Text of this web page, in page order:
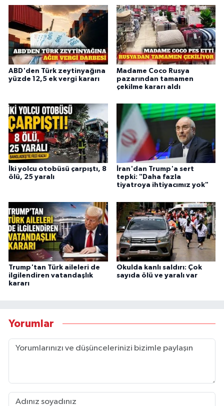
ABD'den Türk zeytinyağına
yüzde 12,5 ek vergi kararı
Madame Coco Rusya
pazarından tamamen
çekilme kararı aldı
İki yolcu otobüsü çarpıştı, 8
ölü, 25 yaralı
İran'dan Trump'a sert
tepki: "Daha fazla
tiyatroya ihtiyacımız yok"
Trump'tan Türk aileleri de
ilgilendiren vatandaşlık
kararı
Okulda kanlı saldırı: Çok
sayıda ölü ve yaralı var
Yorumlar